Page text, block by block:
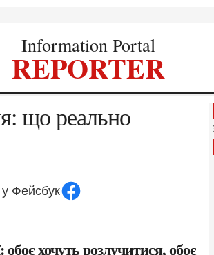
Information Portal
REPORTER
у Фейсбук